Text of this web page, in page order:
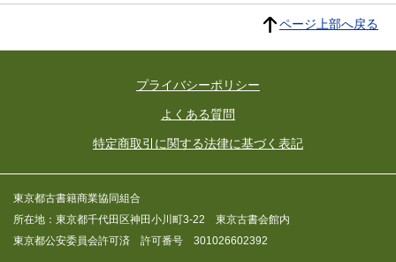
ページ上部へ戻る
プライバシーポリシー
よくある質問
特定商取引に関する法律に基づく表記
東京都古書籍商業協同組合
所在地：東京都千代田区神田小川町3-22 東京古書会館内
東京都公安委員会許可済 許可番号 301026602392